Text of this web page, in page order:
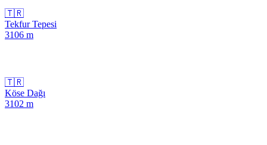
🇹🇷
Tekfur Tepesi
3106 m
🇹🇷
Köse Dağı
3102 m